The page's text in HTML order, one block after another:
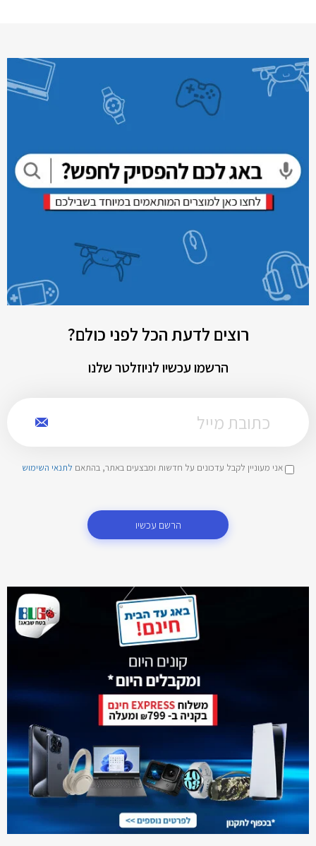
רוצים לדעת הכל לפני כולם?
הרשמו עכשיו לניוזלטר שלנו
אני מעוניין לקבל עדכונים על חדשות ומבצעים באתר, בהתאם לתנאי השימוש
הרשם עכשיו